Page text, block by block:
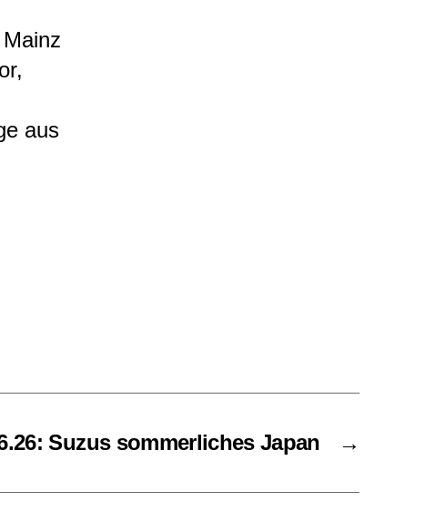
aus
→
Suzus sommerliches Japan